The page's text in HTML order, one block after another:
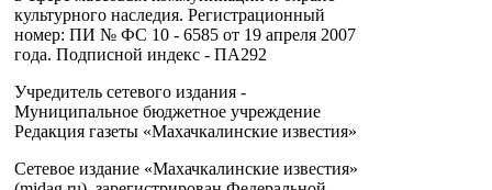
культурного наследия. Регистрационный
номер: ПИ № ФС 10 - 6585 от 19 апреля 2007
года. Подписной индекс - ПА292
Учредитель сетевого издания -
Муниципальное бюджетное учреждение
Редакция газеты «Махачкалинские известия»
Сетевое издание «Махачкалинские известия»